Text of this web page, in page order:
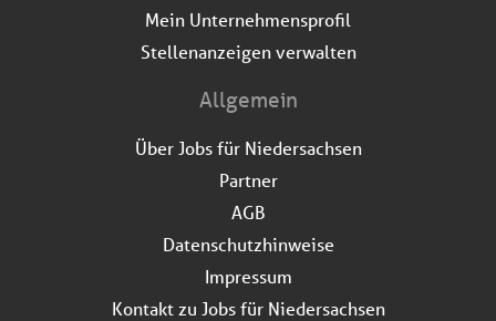
Mein Unternehmensprofil
Stellenanzeigen verwalten
Allgemein
Über Jobs für Niedersachsen
Partner
AGB
Datenschutzhinweise
Impressum
Kontakt zu Jobs für Niedersachsen